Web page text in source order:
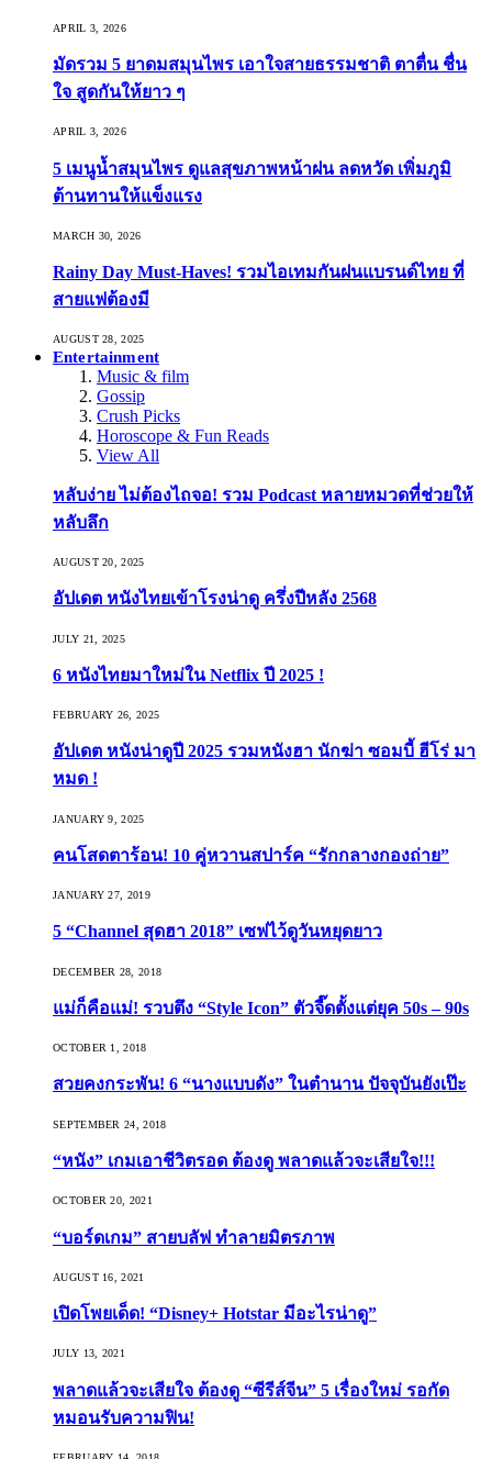
APRIL 3, 2026
มัดรวม 5 ยาดมสมุนไพร เอาใจสายธรรมชาติ ตาตื่น ชื่น
ใจ สูดกันให้ยาว ๆ
APRIL 3, 2026
5 เมนูน้ำสมุนไพร ดูแลสุขภาพหน้าฝน ลดหวัด เพิ่มภูมิ
ต้านทานให้แข็งแรง
MARCH 30, 2026
Rainy Day Must-Haves! รวมไอเทมกันฝนแบรนด์ไทย ที่
สายแฟต้องมี
AUGUST 28, 2025
Entertainment
Music & film
Gossip
Crush Picks
Horoscope & Fun Reads
View All
หลับง่าย ไม่ต้องไถจอ! รวม Podcast หลายหมวดที่ช่วยให้
หลับลึก
AUGUST 20, 2025
อัปเดต หนังไทยเข้าโรงน่าดู ครึ่งปีหลัง 2568
JULY 21, 2025
6 หนังไทยมาใหม่ใน Netflix ปี 2025 !
FEBRUARY 26, 2025
อัปเดต หนังน่าดูปี 2025 รวมหนังฮา นักฆ่า ซอมบี้ ฮีโร่ มา
หมด !
JANUARY 9, 2025
คนโสดตาร้อน! 10 คู่หวานสปาร์ค “รักกลางกองถ่าย”
JANUARY 27, 2019
5 “Channel สุดฮา 2018” เซฟไว้ดูวันหยุดยาว
DECEMBER 28, 2018
แม่ก็คือแม่! รวบตึง “Style Icon” ตัวจี๊ดตั้งแต่ยุค 50s – 90s
OCTOBER 1, 2018
สวยคงกระพัน! 6 “นางแบบดัง” ในตำนาน ปัจจุบันยังเป๊ะ
SEPTEMBER 24, 2018
“หนัง” เกมเอาชีวิตรอด ต้องดู พลาดแล้วจะเสียใจ!!!
OCTOBER 20, 2021
“บอร์ดเกม” สายบลัฟ ทำลายมิตรภาพ
AUGUST 16, 2021
เปิดโพยเด็ด! “Disney+ Hotstar มีอะไรน่าดู”
JULY 13, 2021
พลาดแล้วจะเสียใจ ต้องดู “ซีรีส์จีน” 5 เรื่องใหม่ รอกัด
หมอนรับความฟิน!